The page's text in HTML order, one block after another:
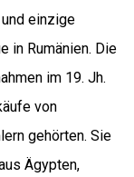
einzige
in Rumänien. Die
im 19. Jh.
von
gehörten. Sie
Ägypten,